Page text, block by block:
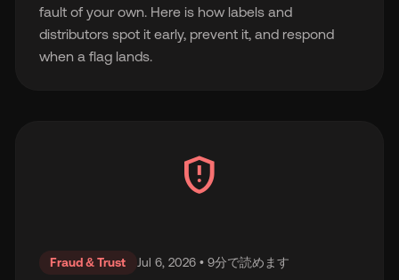
fault of your own. Here is how labels and
distributors spot it early, prevent it, and respond
when a flag lands.
gpp_maybe
Fraud & Trust Jul 6, 2026 • 9分で読めます